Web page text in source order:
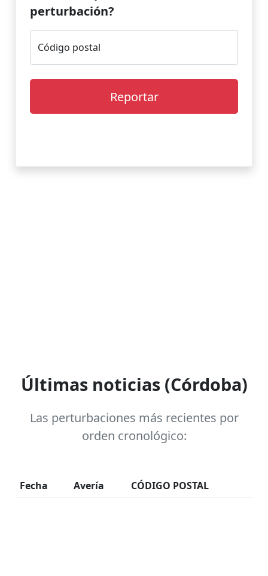
perturbación?
Código postal
Reportar
Últimas noticias (Córdoba)
Las perturbaciones más recientes por
orden cronológico:
Fecha Avería CÓDIGO POSTAL